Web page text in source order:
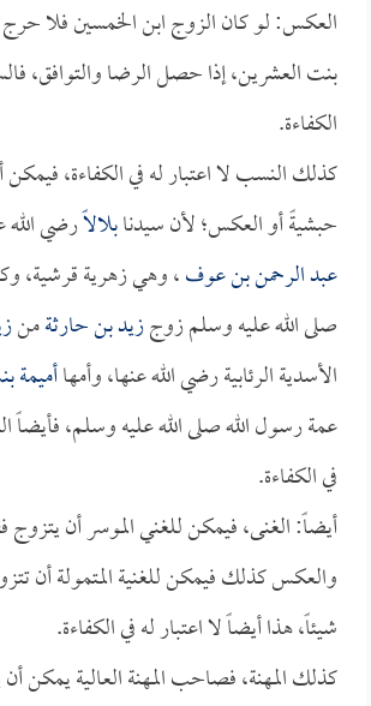
العكس: لو كان الزوج ابن الخمسين فلا
بنت العشرين، إذا حصل الرضا والتوافق،
الكفاءة.
كذلك النسب لا اعتبار له في الكفاءة،
حبشيةً أو العكس؛ لأن سيدنابلالاًرضي
عبد الرحمن بن عوف، وهي زهرية قرشية،
صلى الله عليه وسلم زوجزيد بن حارثةمن
الأسدية الرئابية رضي الله عنها، وأمهاأميمة
عمة رسول الله صلى الله عليه وسلم، فأيضاً
في الكفاءة.
أيضاً: الغنى، فيمكن للغني الموسر أن يتزوج
والعكس كذلك فيمكن للغنية المتمولة أن
شيئاً، هذا أيضاً لا اعتبار له في الكفاءة.
كذلك المهنة، فصاحب المهنة العالية يمكن